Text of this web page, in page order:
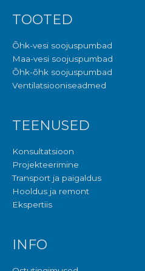
TOOTED
Õhk-vesi soojuspumbad
Maa-vesi soojuspumbad
Õhk-õhk soojuspumbad
Ventilatsiooniseadmed
TEENUSED
Konsultatsioon
Projekteerimine
Transport ja paigaldus
Hooldus ja remont
Ekspertiis
INFO